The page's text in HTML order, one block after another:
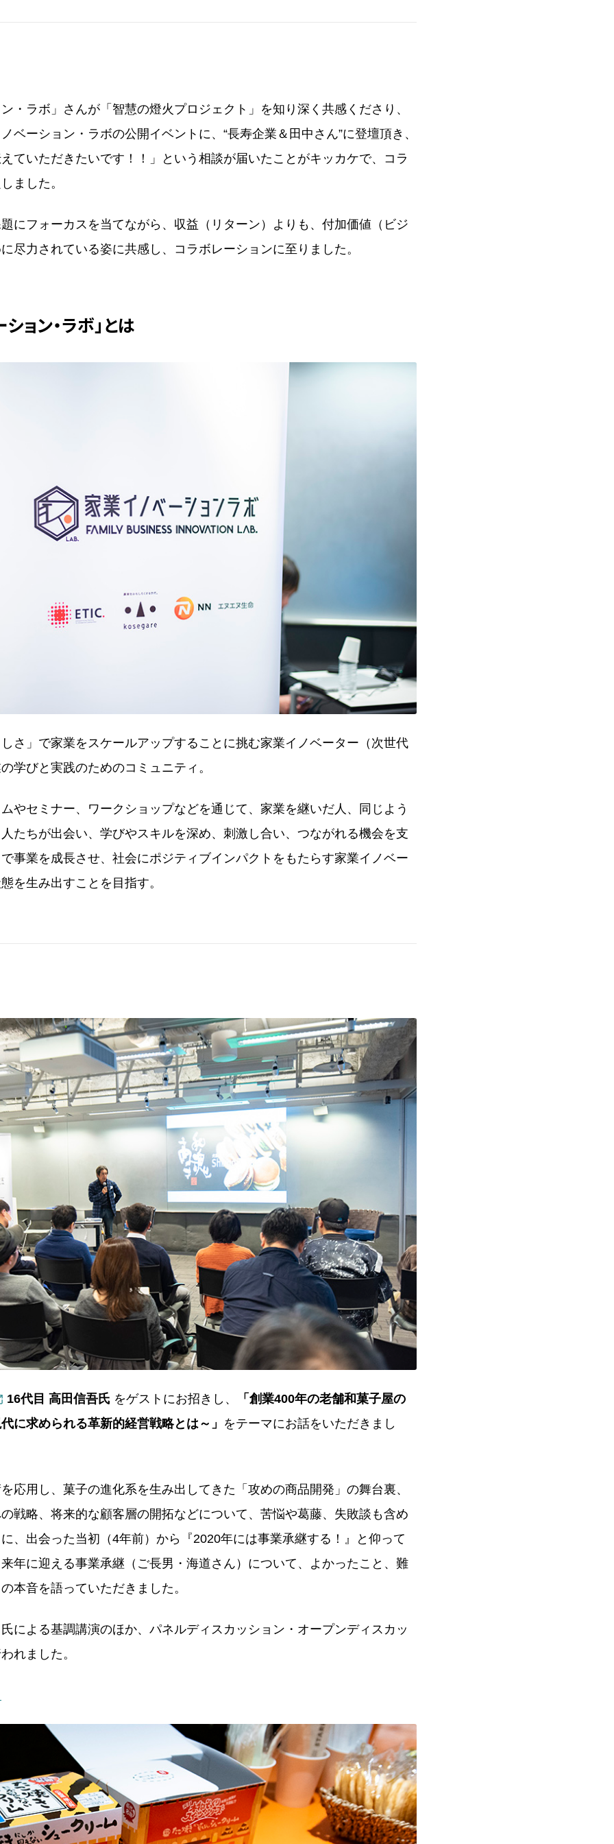
・ラボ」さんが「智慧の燈火プロジェクト」を知り深く共感くださり、
ベーション・ラボの公開イベントに、“長寿企業＆田中さん”に登壇頂き、
ていただきたいです！！」という相談が届いたことがキッカケで、コラ
ました。
にフォーカスを当てながら、収益（リターン）よりも、付加価値（ビジ
尽力されている姿に共感し、コラボレーションに至りました。
ョン・ラボ」とは
さ」で家業をスケールアップすることに挑む家業イノベーター（次世代
学びと実践のためのコミュニティ。
やセミナー、ワークショップなどを通じて、家業を継いだ人、同じよう
たちが出会い、学びやスキルを深め、刺激し合い、つながれる機会を支
事業を成長させ、社会にポジティブインパクトをもたらす家業イノベー
を生み出すことを目指す。
16代目 高田信吾氏 をゲストにお招きし、
「創業400年の老舗和菓子屋の
に求められる革新的経営戦略とは～」 をテーマにお話をいただきまし
応用し、菓子の進化系を生み出してきた「攻めの商品開発」の舞台裏、
戦略、将来的な顧客層の開拓などについて、苦悩や葛藤、失敗談も含め
、出会った当初（4年前）から『2020年には事業承継する！』と仰って
年に迎える事業承継（ご長男・海道さん）について、よかったこと、難
本音を語っていただきました。
による基調講演のほか、パネルディスカッション・オープンディスカッ
れました。